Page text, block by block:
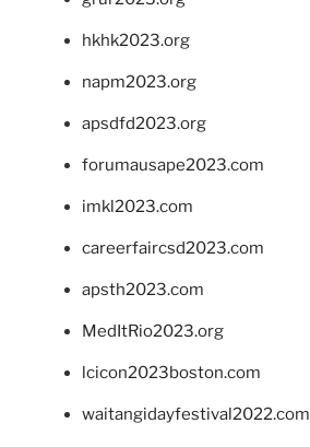
hkhk2023.org
napm2023.org
apsdfd2023.org
forumausape2023.com
imkl2023.com
careerfaircsd2023.com
apsth2023.com
MedItRio2023.org
lcicon2023boston.com
waitangidayfestival2022.com